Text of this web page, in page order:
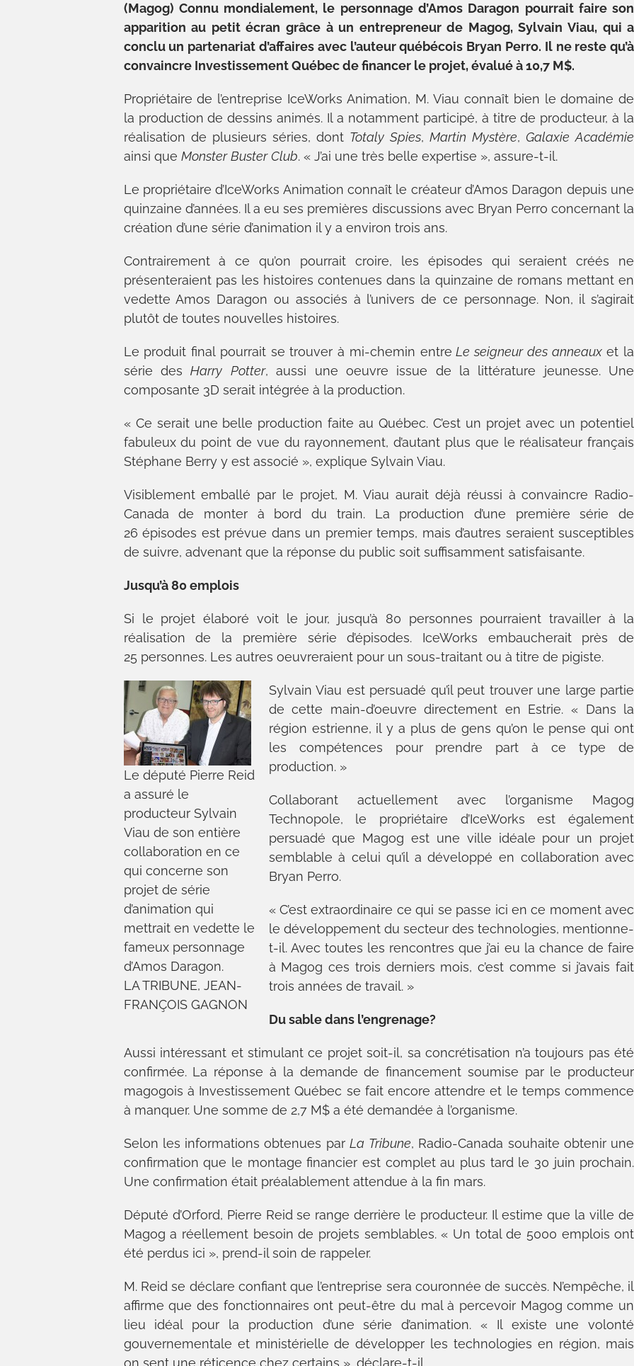
(Magog) Connu mondialement, le personnage d’Amos Daragon pourrait faire son
apparition au petit écran grâce à un entrepreneur de Magog, Sylvain Viau, qui a
conclu un partenariat d’affaires avec l’auteur québécois Bryan Perro. Il ne reste qu’à
convaincre Investissement Québec de financer le projet, évalué à 10,7 M$.
Propriétaire de l’entreprise IceWorks Animation, M. Viau connaît bien le domaine de
la production de dessins animés. Il a notamment participé, à titre de producteur, à la
réalisation de plusieurs séries, dont Totaly Spies, Martin Mystère,Galaxie Académie
ainsi que Monster Buster Club. « J’ai une très belle expertise », assure-t-il.
Le propriétaire d’IceWorks Animation connaît le créateur d’Amos Daragon depuis une
quinzaine d’années. Il a eu ses premières discussions avec Bryan Perro concernant la
création d’une série d’animation il y a environ trois ans.
Contrairement à ce qu’on pourrait croire, les épisodes qui seraient créés ne
présenteraient pas les histoires contenues dans la quinzaine de romans mettant en
vedette Amos Daragon ou associés à l’univers de ce personnage. Non, il s’agirait
plutôt de toutes nouvelles histoires.
Le produit final pourrait se trouver à mi-chemin entre Le seigneur des anneauxet la
série desHarry Potter, aussi une oeuvre issue de la littérature jeunesse. Une
composante 3D serait intégrée à la production.
« Ce serait une belle production faite au Québec. C’est un projet avec un potentiel
fabuleux du point de vue du rayonnement, d’autant plus que le réalisateur français
Stéphane Berry y est associé », explique Sylvain Viau.
Visiblement emballé par le projet, M. Viau aurait déjà réussi à convaincre Radio-
Canada de monter à bord du train. La production d’une première série de
26 épisodes est prévue dans un premier temps, mais d’autres seraient susceptibles
de suivre, advenant que la réponse du public soit suffisamment satisfaisante.
Jusqu’à 80 emplois
Si le projet élaboré voit le jour, jusqu’à 80 personnes pourraient travailler à la
réalisation de la première série d’épisodes. IceWorks embaucherait près de
25 personnes. Les autres oeuvreraient pour un sous-traitant ou à titre de pigiste.
Le député Pierre Reid
a assuré le
producteur Sylvain
Viau de son entière
collaboration en ce
qui concerne son
projet de série
d’animation qui
mettrait en vedette le
fameux personnage
d’Amos Daragon.
LA TRIBUNE, JEAN-
FRANÇOIS GAGNON
Sylvain Viau est persuadé qu’il peut trouver une large partie
de cette main-d’oeuvre directement en Estrie. « Dans la
région estrienne, il y a plus de gens qu’on le pense qui ont
les compétences pour prendre part à ce type de
production. »
Collaborant actuellement avec l’organisme Magog
Technopole, le propriétaire d’IceWorks est également
persuadé que Magog est une ville idéale pour un projet
semblable à celui qu’il a développé en collaboration avec
Bryan Perro.
« C’est extraordinaire ce qui se passe ici en ce moment avec
le développement du secteur des technologies, mentionne-
t-il. Avec toutes les rencontres que j’ai eu la chance de faire
à Magog ces trois derniers mois, c’est comme si j’avais fait
trois années de travail. »
Du sable dans l’engrenage?
Aussi intéressant et stimulant ce projet soit-il, sa concrétisation n’a toujours pas été
confirmée. La réponse à la demande de financement soumise par le producteur
magogois à Investissement Québec se fait encore attendre et le temps commence
à manquer. Une somme de 2,7 M$ a été demandée à l’organisme.
Selon les informations obtenues par La Tribune, Radio-Canada souhaite obtenir une
confirmation que le montage financier est complet au plus tard le 30 juin prochain.
Une confirmation était préalablement attendue à la fin mars.
Député d’Orford, Pierre Reid se range derrière le producteur. Il estime que la ville de
Magog a réellement besoin de projets semblables. « Un total de 5000 emplois ont
été perdus ici », prend-il soin de rappeler.
M. Reid se déclare confiant que l’entreprise sera couronnée de succès. N’empêche, il
affirme que des fonctionnaires ont peut-être du mal à percevoir Magog comme un
lieu idéal pour la production d’une série d’animation. « Il existe une volonté
gouvernementale et ministérielle de développer les technologies en région, mais
on sent une réticence chez certains », déclare-t-il.